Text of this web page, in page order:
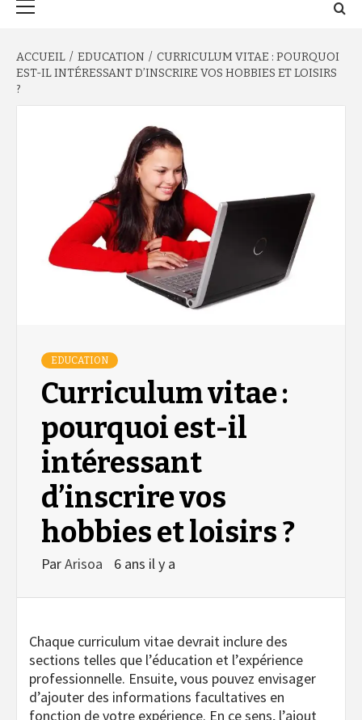
ACCUEIL EDUCATION
CURRICULUM VITAE : POURQUOI
EST-IL INTÉRESSANT D’INSCRIRE VOS HOBBIES ET LOISIRS
?
EDUCATION
Curriculum vitae :
pourquoi est-il
intéressant
d’inscrire vos
hobbies et loisirs ?
ParArisoa 6 ans il y a
Chaque curriculum vitae devrait inclure des
sections telles que l’éducation et l’expérience
professionnelle. Ensuite, vous pouvez envisager
d’ajouter des informations facultatives en
fonction de votre expérience. En ce sens, l’ajout